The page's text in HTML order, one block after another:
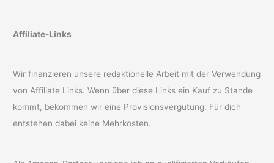
Affiliate-Links
Wir finanzieren unsere redaktionelle Arbeit mit der Verwendung
von Affiliate Links. Wenn über diese Links ein Kauf zu Stande
kommt, bekommen wir eine Provisionsvergütung. Für dich
entstehen dabei keine Mehrkosten.